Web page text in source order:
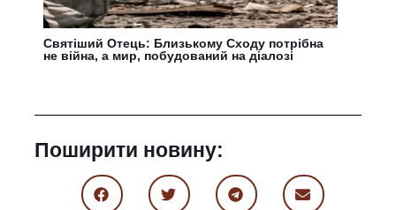
Святіший Отець: Близькому Сходу потрібна
не війна, а мир, побудований на діалозі
Поширити новину: